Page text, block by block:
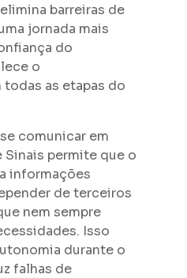
barreiras de
jornada mais
do
o
as etapas do
comunicar em
Sinais permite que o
informações
de terceiros
nem sempre
Isso
durante o
falhas de